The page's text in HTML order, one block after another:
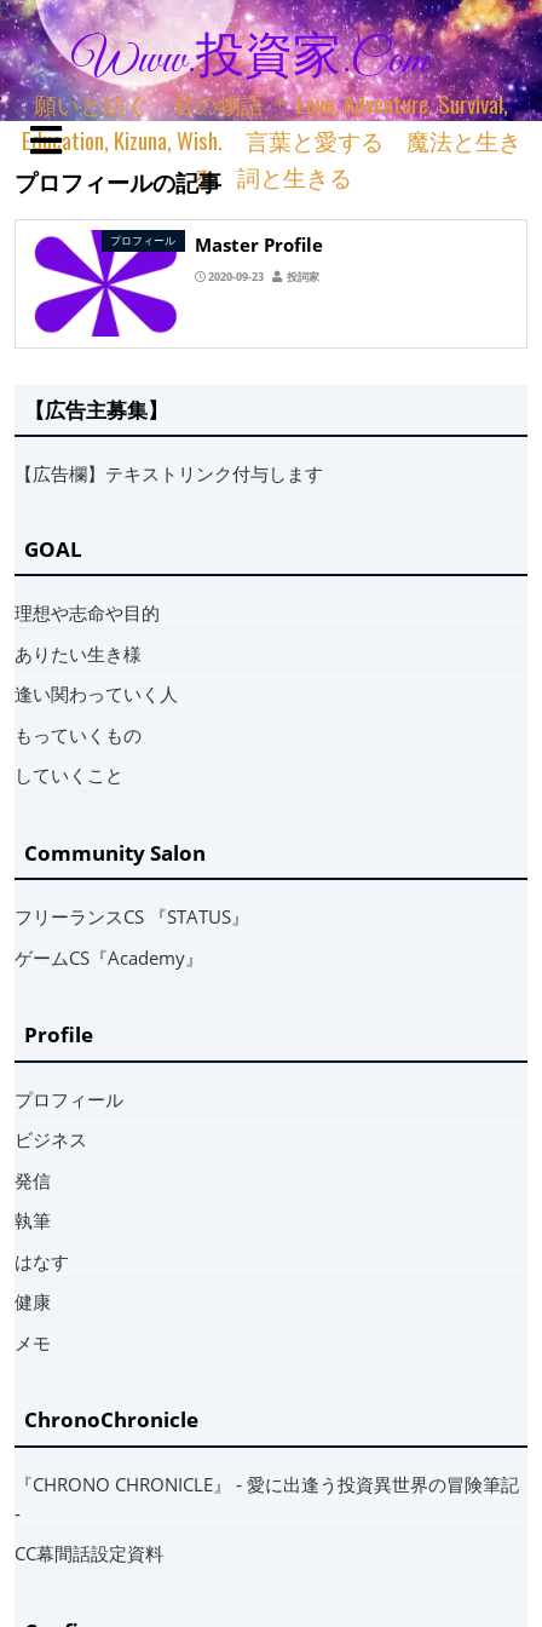
Www.投資家.com
願いと紡ぐ 君の物語 ＊ Love, Adventure, Survival,
Education, Kizuna, Wish. 言葉と愛する 魔法と生き
る 詞と生きる
プロフィールの記事
プロフィール Master Profile
2020-09-23 投詞家
【広告主募集】
【広告欄】テキストリンク付与します
GOAL
理想や志命や目的
ありたい生き様
逢い関わっていく人
もっていくもの
していくこと
Community Salon
フリーランスCS 『STATUS』
ゲームCS『Academy』
Profile
プロフィール
ビジネス
発信
執筆
はなす
健康
メモ
ChronoChronicle
『CHRONO CHRONICLE』 ‐ 愛に出逢う投資異世界の冒険筆記
‐
CC幕間話設定資料